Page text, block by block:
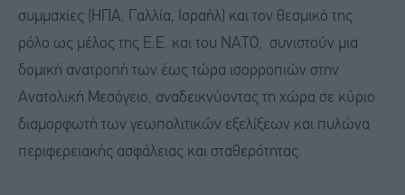
συμμαχίες (ΗΠΑ, Γαλλία, Ισραήλ) και τον θεσμικό της
ρόλο ως μέλος της Ε.Ε. και του ΝΑΤΟ, συνιστούν μια
δομική ανατροπή των έως τώρα ισορροπιών στην
Ανατολική Μεσόγειο, αναδεικνύοντας τη χώρα σε κύριο
διαμορφωτή των γεωπολιτικών εξελίξεων και πυλώνα
περιφερειακής ασφάλειας και σταθερότητας.